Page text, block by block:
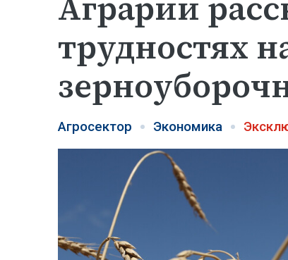
трудностях
Агросектор Экономика